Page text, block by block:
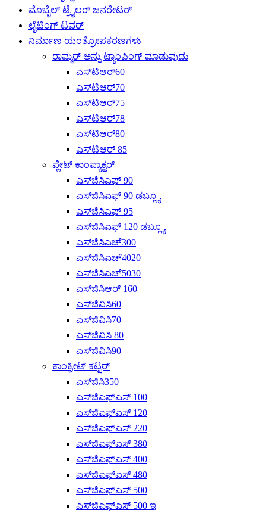
ಮೊಬೈಲ್ ಟ್ರೈಲರ್ ಜನರೇಟರ್
ಲೈಟಿಂಗ್ ಟವರ್
ನಿರ್ಮಾಣ ಯಂತ್ರೋಪಕರಣಗಳು
ರಾಮ್ಮರ್ ಅನ್ನು ಟ್ಯಾಂಪಿಂಗ್ ಮಾಡುವುದು
ಎಸ್‌ಟಿಆರ್60
ಎಸ್‌ಟಿಆರ್70
ಎಸ್‌ಟಿಆರ್75
ಎಸ್‌ಟಿಆರ್78
ಎಸ್‌ಟಿಆರ್80
ಎಸ್‌ಟಿಆರ್ 85
ಪ್ಲೇಟ್ ಕಾಂಪ್ಯಾಕ್ಟರ್
ಎಸ್‌ಜಿಸಿಎಫ್ 90
ಎಸ್‌ಜಿಸಿಎಫ್ 90 ಡಬ್ಲ್ಯೂ
ಎಸ್‌ಜಿಸಿಎಫ್ 95
ಎಸ್‌ಜಿಸಿಎಫ್ 120 ಡಬ್ಲ್ಯೂ
ಎಸ್‌ಜಿಸಿಎಚ್300
ಎಸ್‌ಜಿಸಿಎಚ್4020
ಎಸ್‌ಜಿಸಿಎಚ್‌5030
ಎಸ್‌ಜಿಸಿಆರ್ 160
ಎಸ್‌ಜಿವಿಸಿ60
ಎಸ್‌ಜಿವಿಸಿ70
ಎಸ್‌ಜಿವಿಸಿ 80
ಎಸ್‌ಜಿವಿಸಿ90
ಕಾಂಕ್ರೀಟ್ ಕಟ್ಟರ್
ಎಸ್‌ಜಿಸಿ350
ಎಸ್‌ಜಿಎಫ್‌ಎಸ್ 100
ಎಸ್‌ಜಿಎಫ್‌ಎಸ್ 120
ಎಸ್‌ಜಿಎಫ್‌ಎಸ್ 220
ಎಸ್‌ಜಿಎಫ್‌ಎಸ್ 380
ಎಸ್‌ಜಿಎಫ್‌ಎಸ್ 400
ಎಸ್‌ಜಿಎಫ್‌ಎಸ್ 480
ಎಸ್‌ಜಿಎಫ್‌ಎಸ್ 500
ಎಸ್‌ಜಿಎಫ್‌ಎಸ್ 500 ಇ